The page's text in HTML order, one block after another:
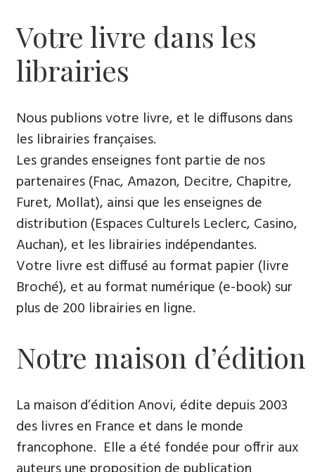
Votre livre dans les
librairies
Nous publions votre livre, et le diffusons dans
les librairies françaises​.
Les grandes enseignes font partie de nos
partenaires (Fnac, Amazon, Decitre, Chapitre,
Furet, Mollat), ainsi que les enseignes de
distribution (Espaces Culturels Leclerc, Casino,
Auchan), et les librairies indépendantes.
Votre livre est diffusé au format papier (livre
Broché), et au format numérique (e-book) sur
plus de 200 librairies en ligne.
Notre maison d’édition
La maison d’édition Anovi, édite depuis 2003
des livres en France et dans le monde
francophone. Elle a été fondée pour offrir aux